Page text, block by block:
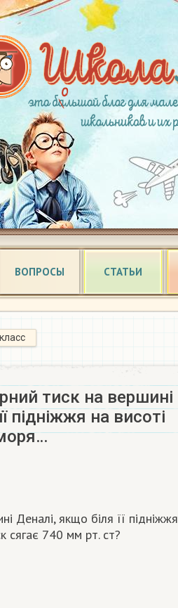
ВОПРОСЫ СТАТЬИ
тиск на вершині
підніжжя на висоті
Деналі, якщо біля її підніжжя
сягає 740 мм рт. ст?